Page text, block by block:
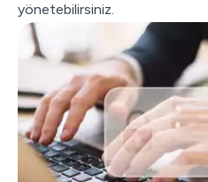
yönetebilirsiniz.